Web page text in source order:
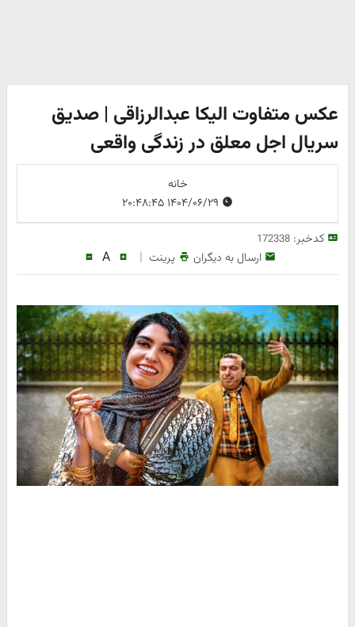
عکس متفاوت الیکا عبدالرزاقی | صدیق
سریال اجل معلق در زندگی واقعی
خانه
کدخبر:172338
ارسال به دیگران پرینت |
A